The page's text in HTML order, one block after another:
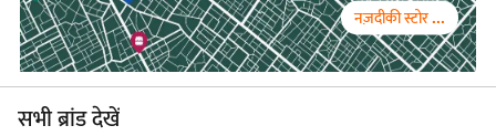
नज़दीकी स्टोर ...
सभी ब्रांड देखें